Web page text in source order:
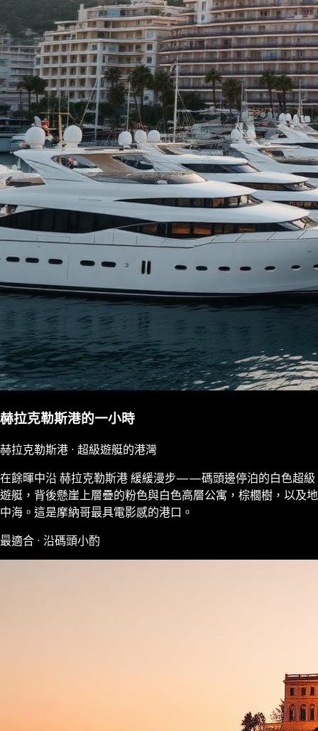
赫拉克勒斯港的一小時
赫拉克勒斯港 · 超級遊艇的港灣
在餘暉中沿 赫拉克勒斯港 緩緩漫步——碼頭邊停泊的白色超級
遊艇，背後懸崖上層疊的粉色與白色高層公寓，棕櫚樹，以及地
中海。這是摩納哥最具電影感的港口。
最適合 · 沿碼頭小酌